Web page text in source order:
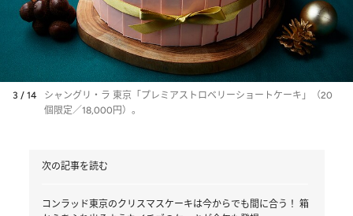
3 / 14
シャングリ・ラ 東京「プレミアストロベリーショートケーキ」（20
個限定／18,000円）。
次の記事を読む
コンラッド東京のクリスマスケーキは今からでも間に合う！ 箱